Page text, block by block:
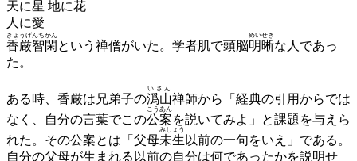
天に星 地に花
人に愛
香厳智閑
きょうげんちかん
という禅僧がいた。学者肌で頭脳明晰
めいせき
な人であっ
た。
ある時、香厳は兄弟子の潙山
いさん
禅師から「経典の引用からでは
なく、自分の言葉でこの公案
こうあん
を説いてみよ」と課題を与えら
れた。その公案とは「父母未生
みしょう
以前の一句をいえ」である。
自分の父母が生まれる以前の自分は何であったかを説明せ